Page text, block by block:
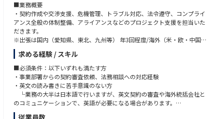
■業務概要
・契約作成や交渉支援、危機管理、トラブル対応、法令遵守、コンプライ
アンス全般の体制整備、アライアンスなどのプロジェクト支援を担当いた
だきます。
※出張は国内（愛知県、東北、九州等） 年3回程度/海外（米・欧・中国・
アジア）も必要に応じ出張
■業務詳細
・取引先等との契約等の審査、担当部署の契約交渉支援
・社内各部署からの法務相談（労働法、会社法、競争法、下請法、金商法
等に関するもの）への対応、法制調査
・戦略的事業提携等に伴う競争法上の評価、企業結合の事前届け出
求める経験 / スキル
■必須条件：以下いずれも満たす方
・事業部署からの契約審査依頼、法務相談への対応経験
・英文の読み書きに苦手意識のない方
└業務の大半は日本語で行いますが、英文契約の審査や海外統括会社と
のコミュニケーションで、英語が必要になる場合があります。
・グループマネジメントの経験